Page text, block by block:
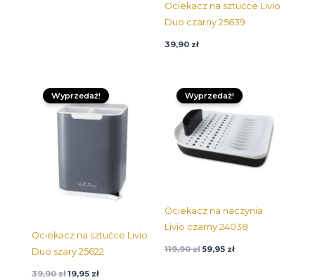
Ociekacz na sztućce Livio
Duo czarny 25639
39,90 zł
Wyprzedaż!
Ociekacz na sztućce Livio
Duo szary 25622
39,90zł
cena
wynosiła:
39,90 zł.
19,95 zł
cena:
19,95 zł.
Wyprzedaż!
Ociekacz na naczynia
Livio czarny 24038
119,90zł
cena
wynosiła:
119,90 zł.
59,95 zł
cena:
59,95 zł.